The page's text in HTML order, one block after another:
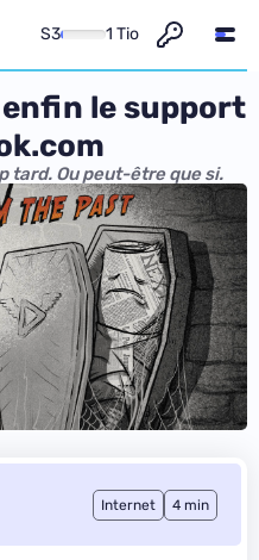
S3 1 Tio
le support
tard. Ou peut-être que si.
Internet 4 min